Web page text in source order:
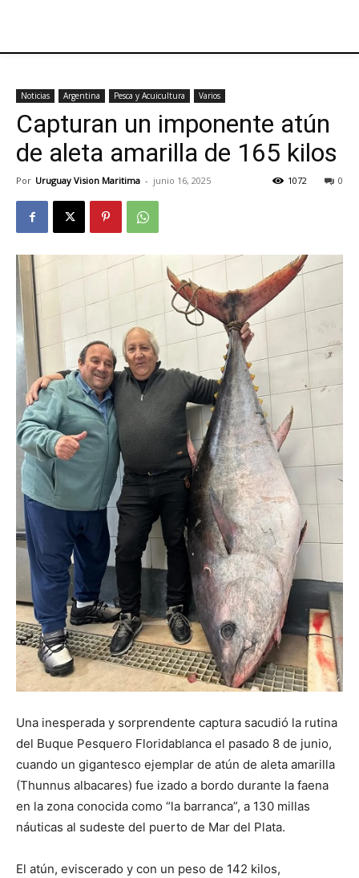
Noticias Argentina Pesca y Acuicultura Varios
Capturan un imponente atún
de aleta amarilla de 165 kilos
Por Uruguay Vision Maritima - junio 16, 2025 0
1072
Una inesperada y sorprendente captura sacudió la rutina
del Buque Pesquero Floridablanca el pasado 8 de junio,
cuando un gigantesco ejemplar de atún de aleta amarilla
(Thunnus albacares) fue izado a bordo durante la faena
en la zona conocida como “la barranca”, a 130 millas
náuticas al sudeste del puerto de Mar del Plata.
El atún, eviscerado y con un peso de 142 kilos,